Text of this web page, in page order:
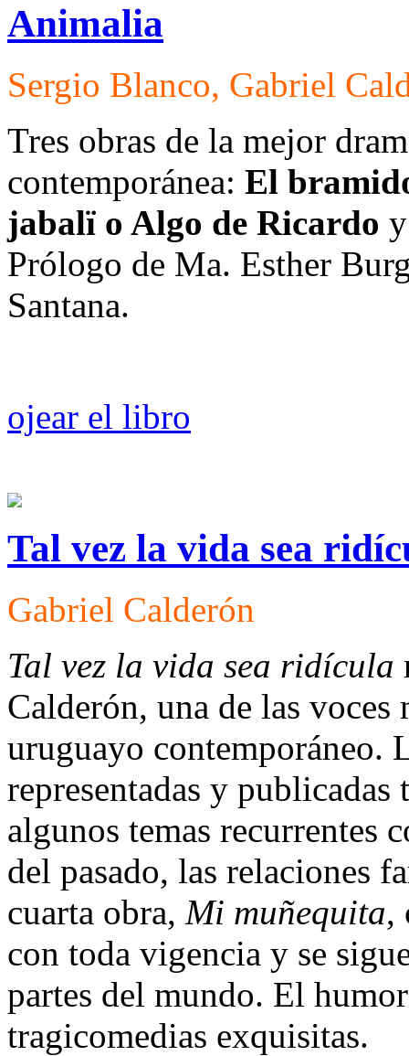
Animalia
Sergio Blanco, Gabriel
Tres obras de la mejor
contemporánea: El
jabalï o Algo de Ricardo y
Prólogo de Ma. Esther
Santana.
ojear el libro
Tal vez la vida sea
Gabriel Calderón
Tal vez la vida sea ridícula
Calderón, una de las
uruguayo contemporáneo.
representadas y
algunos temas recurrentes
del pasado, las relaciones
cuarta obra, Mi muñequita,
con toda vigencia y se
partes del mundo. El
tragicomedias exquisitas.